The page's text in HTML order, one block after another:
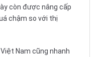
còn được nâng cấp
chậm so với thị
Nam cũng nhanh